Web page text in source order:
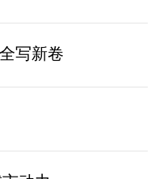
写新卷